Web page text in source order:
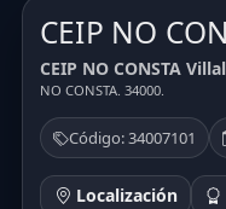
CEIP NO
CEIP NO CONSTA
NO CONSTA. 34000.
Código: 34007101
Localización